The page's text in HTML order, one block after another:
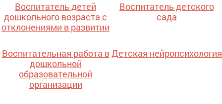
Воспитатель детей
дошкольного возраста с
отклонениями в развитии
Воспитатель детского
сада
Воспитательная работа в
дошкольной
образовательной
организации
Детская нейропсихология